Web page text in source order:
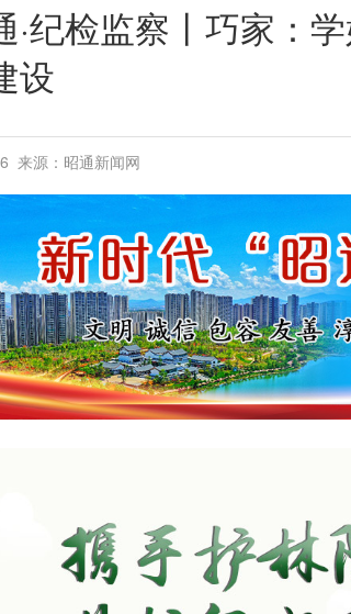
·纪检监察丨巧家：
设
来源：昭通新闻网